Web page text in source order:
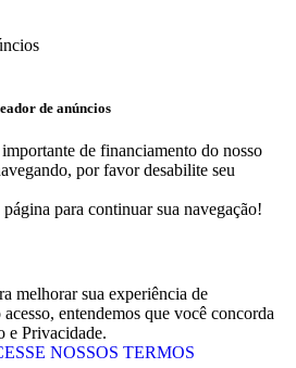
de anúncios
de financiamento do nosso
por favor desabilite seu
para continuar sua navegação!
melhorar sua experiência de
entendemos que você concorda
e Privacidade.
NOSSOS TERMOS